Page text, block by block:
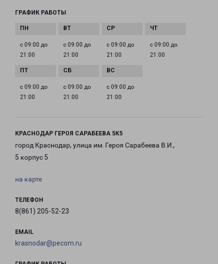
ГРАФИК РАБОТЫ
с 09:00 до
21:00
с 09:00 до
21:00
с 09:00 до
21:00
с 09:00 до
21:00
с 09:00 до
21:00
с 09:00 до
21:00
с 09:00 до
21:00
КРАСНОДАР ГЕРОЯ САРАБЕЕВА 5К5
город Краснодар, улица им. Героя Сарабеева В.И.,
5 корпус 5
на карте
ТЕЛЕФОН
8(861) 205-52-23
EMAIL
krasnodar@pecom.ru